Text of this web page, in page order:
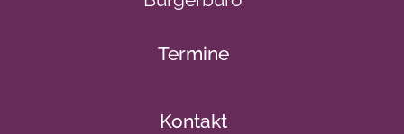
Termine
Kontakt